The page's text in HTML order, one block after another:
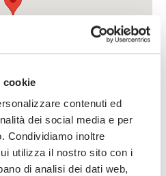
cookie
contenuti ed
dei social media e per
Condividiamo inoltre
utilizza il nostro sito con i
di analisi dei dati web,